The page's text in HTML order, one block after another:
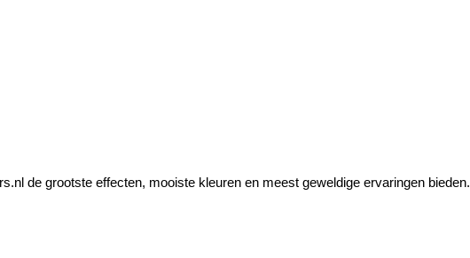
de grootste effecten, mooiste kleuren en meest geweldige ervaringen bieden.